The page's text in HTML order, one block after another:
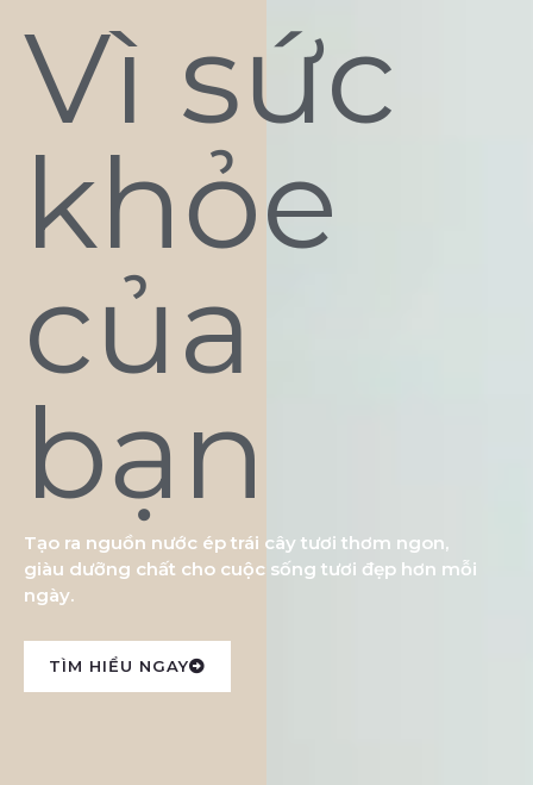
Vì sức
khỏe
của
bạn
Tạo ra nguồn nước ép trái cây tươi thơm ngon,
giàu dưỡng chất cho cuộc sống tươi đẹp hơn mỗi
ngày.
TÌM HIỂU NGAY